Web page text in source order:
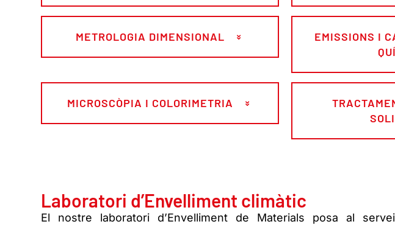
METROLOGIA DIMENSIONAL
EMISSIONS I
MICROSCÒPIA I COLORIMETRIA
Laboratori d’Envelliment climàtic
El nostre laboratori d’Envelliment de Materials posa al